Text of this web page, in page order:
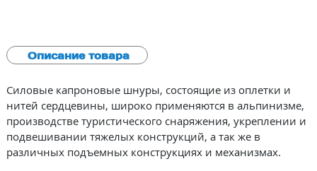
Описание товара
Силовые капроновые шнуры, состоящие из оплетки и
нитей сердцевины, широко применяются в альпинизме,
производстве туристического снаряжения, укреплении и
подвешивании тяжелых конструкций, а так же в
различных подъемных конструкциях и механизмах.